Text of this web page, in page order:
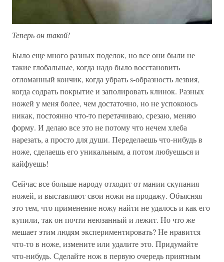
Теперь он такой!
Было еще много разных поделок, но все они были не
такие глобальные, когда надо было восстановить
отломанный кончик, когда убрать s-образность лезвия,
когда содрать покрытие и заполировать клинок. Разных
ножей у меня более, чем достаточно, но не успокоюсь
никак, постоянно что-то перетачиваю, срезаю, меняю
форму. И делаю все это не потому что нечем хлеба
нарезать, а просто для души. Переделаешь что-нибудь в
ноже, сделаешь его уникальным, а потом любуешься и
кайфуешь!
Сейчас все больше народу отходит от мании скупания
ножей, и выставляют свои ножи на продажу. Объясняя
это тем, что применение ножу найти не удалось и как его
купили, так он почти неюзанный и лежит. Но что же
мешает этим людям экспериментировать? Не нравится
что-то в ноже, измените или удалите это. Придумайте
что-нибудь. Сделайте нож в первую очередь приятным